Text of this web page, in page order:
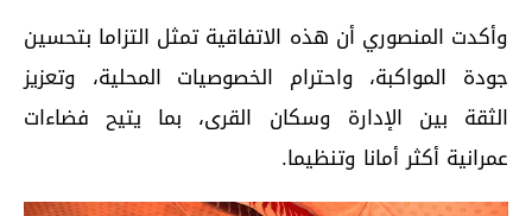
وأكدت المنصوري أن هذه الاتفاقية تمثل التزاما بتحسين
جودة المواكبة، واحترام الخصوصيات المحلية، وتعزيز
الثقة بين الإدارة وسكان القرى، بما يتيح فضاءات
عمرانية أكثر أمانا وتنظيما.